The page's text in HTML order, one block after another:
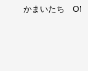
かまいたち